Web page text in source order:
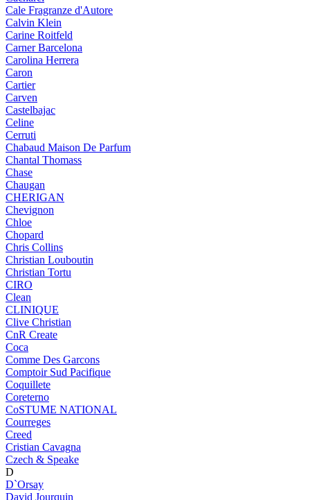
Cale Fragranze d'Autore
Calvin Klein
Carine Roitfeld
Carner Barcelona
Carolina Herrera
Caron
Cartier
Carven
Castelbajac
Celine
Cerruti
Chabaud Maison De Parfum
Chantal Thomass
Chase
Chaugan
CHERIGAN
Chevignon
Chloe
Chopard
Chris Collins
Christian Louboutin
Christian Tortu
CIRO
Clean
CLINIQUE
Clive Christian
CnR Create
Coca
Comme Des Garcons
Comptoir Sud Pacifique
Coquillete
Coreterno
CoSTUME NATIONAL
Courreges
Creed
Cristian Cavagna
Czech & Speake
D
D`Orsay
David Jourquin